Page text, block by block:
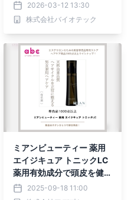
2026-03-12 13:30
株式会社バイオテック
ミアンビューティー 薬用
エイジキュア トニックLC
薬用有効成分で頭皮を健や
かに、未来の髪を守るスカ
ルプケア
2025-09-18 11:00